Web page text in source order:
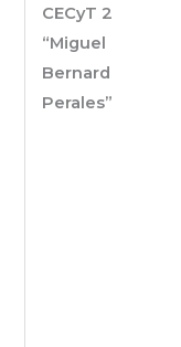
CECyT 2
“Miguel
Bernard
Perales”